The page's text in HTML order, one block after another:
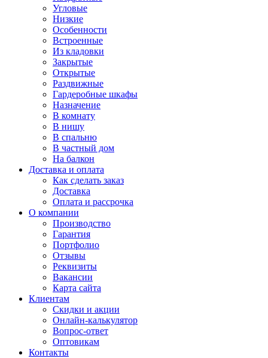
Угловые
Низкие
Особенности
Встроенные
Из кладовки
Закрытые
Открытые
Раздвижные
Гардеробные шкафы
Назначение
В комнату
В нишу
В спальню
В частный дом
На балкон
Доставка и оплата
Как сделать заказ
Доставка
Оплата и рассрочка
О компании
Производство
Гарантия
Портфолио
Отзывы
Реквизиты
Вакансии
Карта сайта
Клиентам
Скидки и акции
Онлайн-калькулятор
Вопрос-ответ
Оптовикам
Контакты